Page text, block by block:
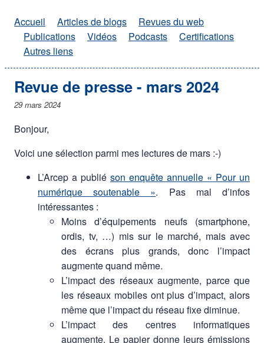
Accueil Articles de blogs
Revues du web
Publications
Vidéos Podcasts
Certifications
Autres liens
Revue de presse - mars 2024
29 mars 2024
Bonjour,
Voici une sélection parmi mes lectures de mars :-)
L’Arcep a publié son enquête annuelle « Pour un
numérique soutenable ». Pas mal d’infos
intéressantes :
Moins d’équipements neufs (smartphone,
ordis, tv, …) mis sur le marché, mais avec
des écrans plus grands, donc l’impact
augmente quand même.
L’impact des réseaux augmente, parce que
les réseaux mobiles ont plus d’impact, alors
même que l’impact du réseau fixe diminue.
L’impact des centres informatiques
augmente. Le papier donne leurs émissions